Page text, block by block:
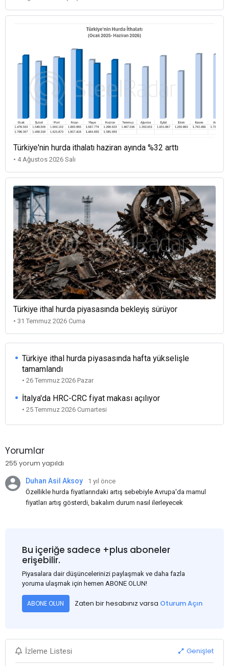
Türkiye'nin hurda ithalatı haziran ayında %32 arttı
• 4 Ağustos 2026 Salı
Türkiye ithal hurda piyasasında bekleyiş sürüyor
• 31 Temmuz 2026 Cuma
Türkiye ithal hurda piyasasında hafta yükselişle
tamamlandı
• 26 Temmuz 2026 Pazar
İtalya'da HRC-CRC fiyat makası açılıyor
• 25 Temmuz 2026 Cumartesi
Yorumlar
255 yorum yapıldı
Duhan Asil Aksoy
1 yıl önce
Özellikle hurda fiyatlarındaki artış sebebiyle Avrupa'da mamul
fiyatları artış gösterdi, bakalım durum nasıl ilerleyecek
Bu içeriğe sadece +plus aboneler
erişebilir.
Piyasalara dair düşüncelerinizi paylaşmak ve daha fazla
yoruma ulaşmak için hemen ABONE OLUN!
ABONE OLUN Zaten bir hesabınız varsa Oturum Açın
İzleme Listesi Genişlet